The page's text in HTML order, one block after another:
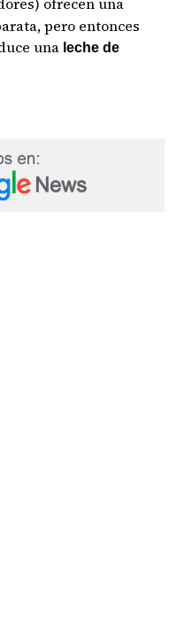
pero entonces
una leche de